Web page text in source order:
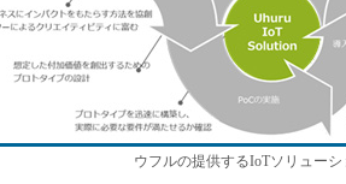
ウフルの提供するIoTソリュー